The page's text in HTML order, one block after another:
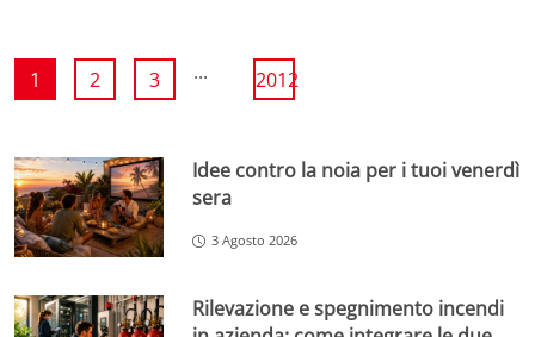
1 2 3 ... 2012
Idee contro la noia per i tuoi venerdì
sera
3 Agosto 2026
Rilevazione e spegnimento incendi